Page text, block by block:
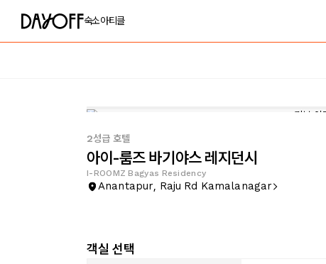
숙소아티클
2성급 호텔
아이-룸즈 바기야스 레지던시
I-ROOMZ Bagyas Residency
Anantapur, Raju Rd Kamalanagar
객실 선택